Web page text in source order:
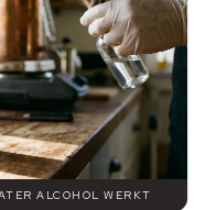
ALCOHOL WERKT